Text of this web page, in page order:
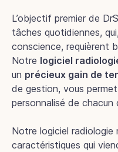
L’objectif premier de
tâches quotidiennes,
conscience, requièrent
Notre logiciel
un précieux gain de
de gestion, vous
personnalisé de
Notre logiciel radiologie
caractéristiques qui